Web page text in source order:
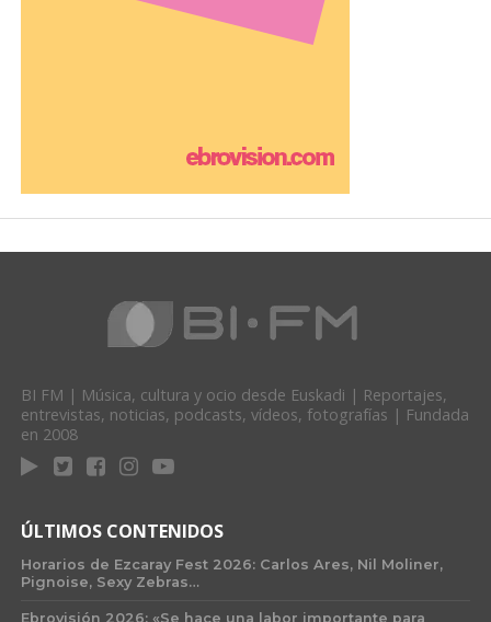
BI FM | Música, cultura y ocio desde Euskadi | Reportajes,
entrevistas, noticias, podcasts, vídeos, fotografías | Fundada
en 2008
ÚLTIMOS CONTENIDOS
Horarios de Ezcaray Fest 2026: Carlos Ares, Nil Moliner,
Pignoise, Sexy Zebras…
Ebrovisión 2026: «Se hace una labor importante para